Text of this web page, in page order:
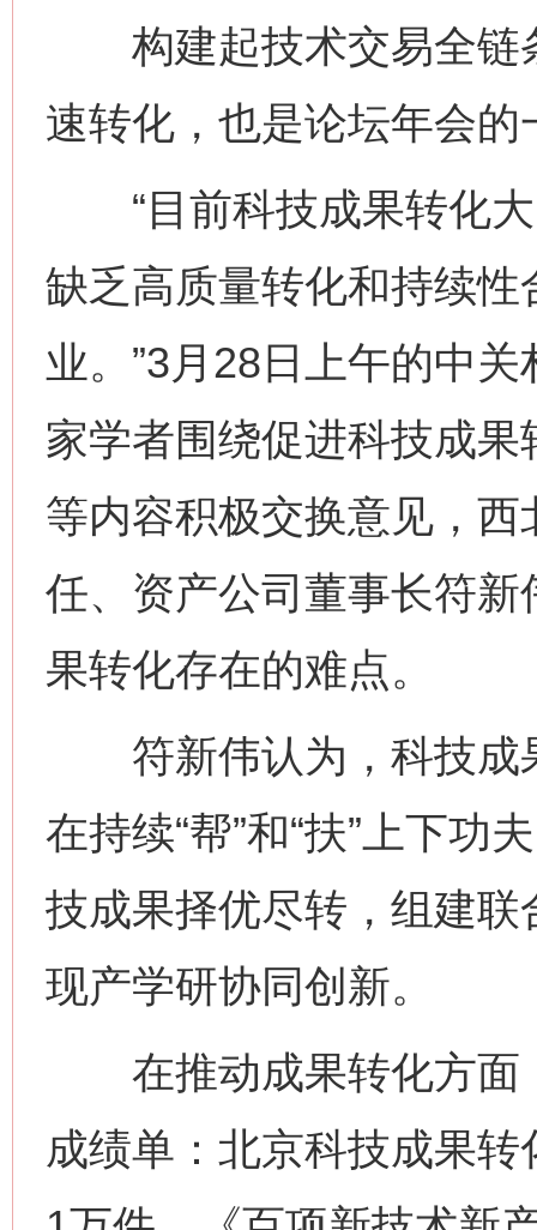
构建起技术交易全链
速转化，也是论坛年会的
“目前科技成果转化大
缺乏高质量转化和持续
业。”3月28日上午的中
家学者围绕促进科技成
等内容积极交换意见，
任、资产公司董事长符
果转化存在的难点。
符新伟认为，科技成
在持续“帮”和“扶”上下功
技成果择优尽转，组建
现产学研协同创新。
在推动成果转化方面
成绩单：北京科技成果